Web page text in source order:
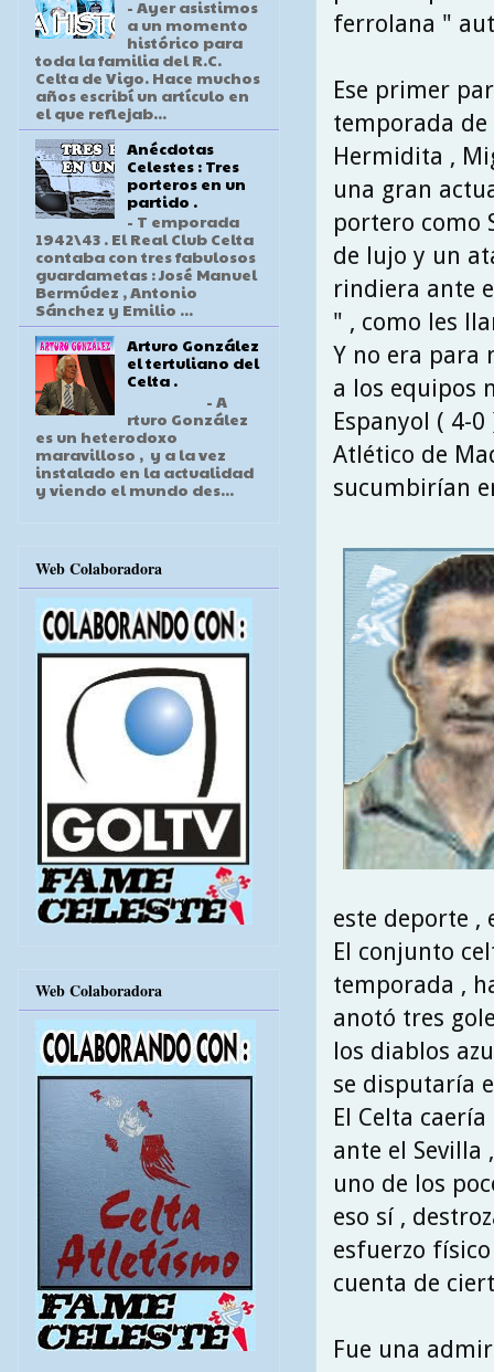
ferrolana "
Ese primer
temporada de
Hermidita ,
una gran
portero como
de lujo y un
rindiera ante
" , como les
Y no era para
a los equipos
Espanyol ( 4-
Atlético de
sucumbirían
este deporte ,
El conjunto
temporada ,
anotó tres
los diablos
se disputaría
El Celta
ante el Sevilla
uno de los
eso sí ,
esfuerzo
cuenta de
Fue una
- Ayer asistimos
a un momento
histórico para
toda la familia del R.C.
Celta de Vigo. Hace muchos
años escribí un artículo en
el que reflejab...
Anécdotas
Celestes : Tres
porteros en un
partido .
- T emporada
1942\43 . El Real Club Celta
contaba con tres fabulosos
guardametas : José Manuel
Bermúdez , Antonio
Sánchez y Emilio ...
Arturo González
el tertuliano del
Celta .
- A
rturo González
es un heterodoxo
maravilloso , y a la vez
instalado en la actualidad
y viendo el mundo des...
Web Colaboradora
Web Colaboradora